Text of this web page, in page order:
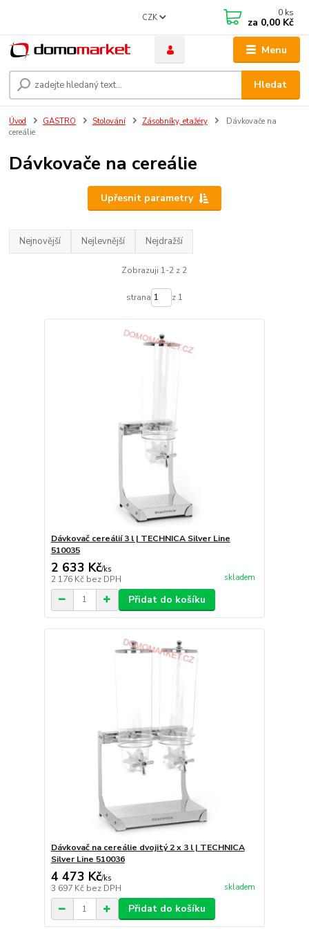
Menu
CZK
Hledat
0 ks
za 0,00 Kč
Úvod GASTRO Stolování Zásobníky, etažéry
Dávkovače na
cereálie
Dávkovače na cereálie
Upřesnit parametry
Nejnovější Nejlevnější Nejdražší
Zobrazuji 1-2 z 2
strana z 1
Dávkovač cereálií 3 l | TECHNICA Silver Line
510035
2 633 Kč/ks
2 176 Kč bez DPH skladem
Přidat do košíku
Dávkovač na cereálie dvojitý 2 x 3 l | TECHNICA
Silver Line 510036
4 473 Kč/ks
3 697 Kč bez DPH skladem
Přidat do košíku